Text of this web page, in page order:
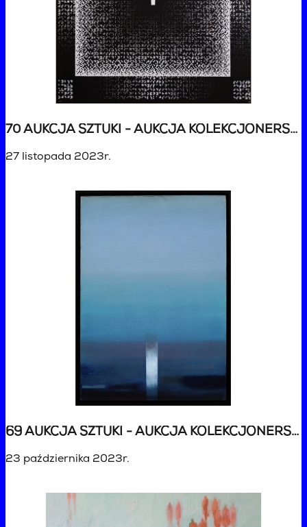
70 AUKCJA SZTUKI - AUKCJA KOLEKCJONERSKA
27 listopada 2023r.
69 AUKCJA SZTUKI - AUKCJA KOLEKCJONERSKA
23 października 2023r.